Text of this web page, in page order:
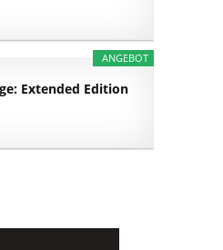
ANGEBOT
Extended Edition